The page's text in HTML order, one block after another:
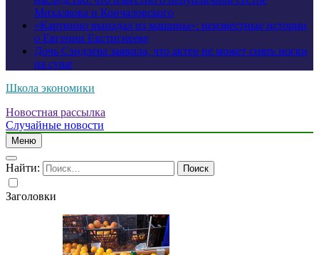
Михалкова и Кончаловского
«Картинно выпадал из машины»: неизвестные истории
о Евгении Евстигнееве
Дочь Сэндлера заявила, что актер не может снять носки
на суше
Школа экономики
Новостная рассылка
Случайные новости
Меню
Найти:
Заголовки